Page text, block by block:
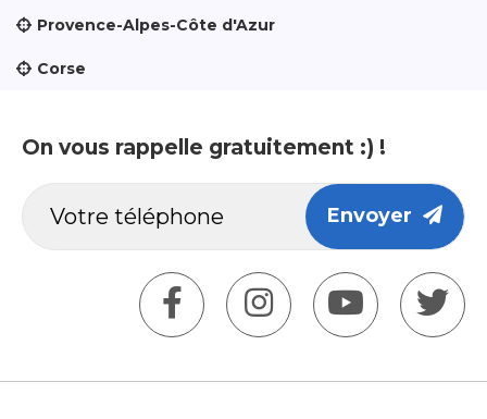
Provence-Alpes-Côte d'Azur
Corse
On vous rappelle gratuitement :) !
Envoyer